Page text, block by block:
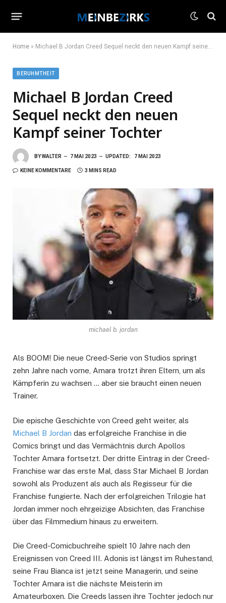
Home » Michael B Jordan Creed Sequel neckt den neuen Kampf seiner Tochter
BERUHMTHEIT
Michael B Jordan Creed
Sequel neckt den neuen
Kampf seiner Tochter
BYWALTER 7 MAI 2023 UPDATED: 7 MAI 2023
KEINE KOMMENTARE 3 MINS READ
michael b. jordan
Als BOOM! Die neue Creed-Serie von Studios springt
zehn Jahre nach vorne, Amara trotzt ihren Eltern, um als
Kämpferin zu wachsen … aber sie braucht einen neuen
Trainer.
Die epische Geschichte von Creed geht weiter, als
Michael B Jordan das erfolgreiche Franchise in die
Comics bringt und das Vermächtnis durch Apollos
Tochter Amara fortsetzt. Der dritte Eintrag in der Creed-
Franchise war das erste Mal, dass Star Michael B Jordan
sowohl als Produzent als auch als Regisseur für die
Franchise fungierte. Nach der erfolgreichen Trilogie hat
Jordan immer noch ehrgeizige Absichten, das Franchise
über das Filmmedium hinaus zu erweitern.
Die Creed-Comicbuchreihe spielt 10 Jahre nach den
Ereignissen von Creed III. Adonis ist längst im Ruhestand,
seine Frau Bianca ist jetzt seine Managerin, und seine
Tochter Amara ist die nächste Meisterin im
Amateurboxen. Die Creeds lassen ihre Tochter jedoch nur